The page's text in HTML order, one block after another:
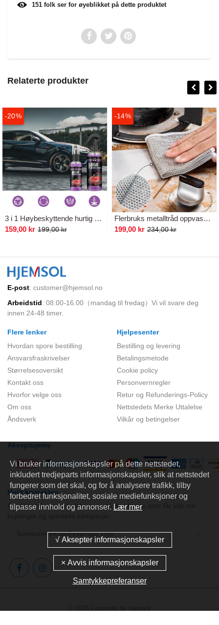
151 folk ser for øyeblikket på dette produktet
Relaterte produkter
-20%
3 i 1 Høybeskyttende hurtig beleggsspray
159,00 kr 199,00 kr
-14%
Flerbruks metalltråd oppvaskklut for våt og tørr bruk
199,00 kr 234,00 kr
E-post: customer@hjemsol.no
Arbeidstid: 08.00-16.00（mandag til fredag）Vi vil svare deg
innen 24-48 timer.
Flere lenker
Hvordan spore bestilling
Ansvarsfraskrivelser
Størrelsesoversikt
Kontakt oss
Hvorfor velge oss
Om oss
Åndsverk
Hjelpesenter
Bestilling og levering
Betalingsmetode
Cookie policy
Personvernregler
Retur og Refunderings-Policy
Nettstedets Merke Uttalelse
Vilkår og betingelser
Akceptujemy
Hold kontakten
Abonner på vårt nyhetsbrev og bli den første som får vite om
Vi bruker informasjonskapsler på dette nettstedet,
inkludert tredjeparts informasjonskapsler, slik at nettstedet
fungerer som det skal, og for å analysere trafikk, tilby
forbedret funksjonalitet, sosiale mediefunksjoner og
tilpasse innhold og annonser. Lær mer
Samtykkepreferanser